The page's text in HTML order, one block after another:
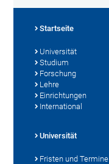
Startseite
Universität
Studium
Forschung
Lehre
Einrichtungen
International
Universität
Fristen und Termine